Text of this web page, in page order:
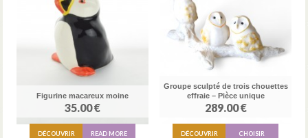
Figurine macareux moine
35.00 €
DÉCOUVRIR READ MORE
Groupe sculpté de trois chouettes
effraie – Pièce unique
289.00 €
DÉCOUVRIR CHOISIR